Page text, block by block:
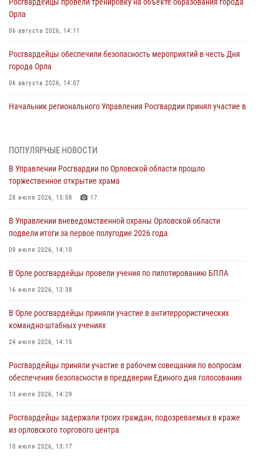
Росгвардейцы провели тренировку на объекте образования города
Орла
06 августа 2026, 14:11
Росгвардейцы обеспечили безопасность мероприятий в честь Дня
города Орла
06 августа 2026, 14:07
Начальник регионального Управления Росгвардии принял участие в
первое полугодие
05 августа 2026, 13:12
совершении противоправных действий
04 августа 2026, 14:21
04 августа 2026, 14:06
предоставлении госуслуг
03 августа 2026, 14:30
ПОПУЛЯРНЫЕ НОВОСТИ
В Управлении Росгвардии по Орловской области прошло
торжественное открытие храма
28 июля 2026, 15:08 17
В Управлении вневедомственной охраны Орловской области
подвели итоги за первое полугодие 2026 года
09 июля 2026, 14:10
В Орле росгвардейцы провели учения по пилотированию БПЛА
16 июля 2026, 13:38
В Орле росгвардейцы приняли участие в антитеррористических
командно-штабных учениях
24 июля 2026, 14:15
Росгвардейцы приняли участие в рабочем совещании по вопросам
обеспечения безопасности в преддверии Единого дня голосования
13 июля 2026, 14:29
Росгвардейцы задержали троих граждан, подозреваемых в краже
из орловского торгового центра
10 июля 2026, 13:17